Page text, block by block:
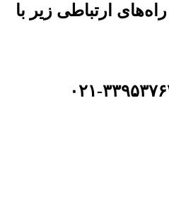
ارتباطی زیر با